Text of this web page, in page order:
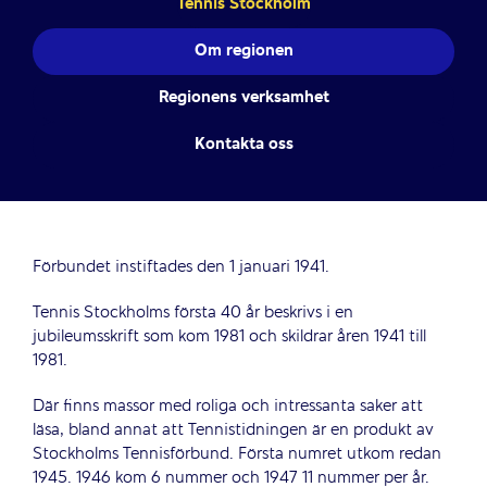
Om regionen
Regionens verksamhet
Kontakta oss
Förbundet instiftades den 1 januari 1941.
Tennis Stockholms första 40 år beskrivs i en
jubileumsskrift som kom 1981 och skildrar åren 1941 till
1981.
Där finns massor med roliga och intressanta saker att
läsa, bland annat att Tennistidningen är en produkt av
Stockholms Tennisförbund. Första numret utkom redan
1945. 1946 kom 6 nummer och 1947 11 nummer per år.